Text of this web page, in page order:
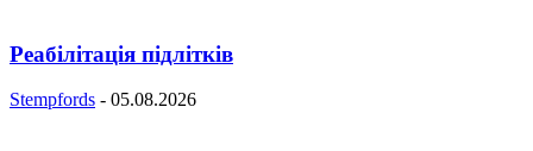
Реабілітація підлітків
Stempfords - 05.08.2026